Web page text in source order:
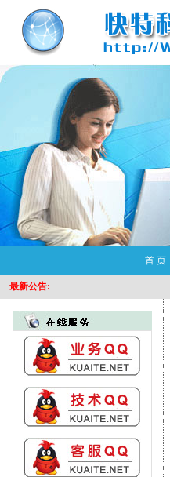
首 页
最新公告: